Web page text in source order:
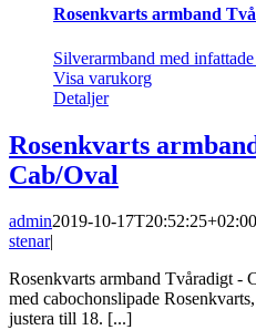
Rosenkvarts armband
Silverarmband med infattade
Visa varukorg
Detaljer
Rosenkvarts
Cab/Oval
admin2019-10-17T20:52:25+02:00
stenar|
Rosenkvarts armband Tvåradigt -
med cabochonslipade
justera till 18. [...]